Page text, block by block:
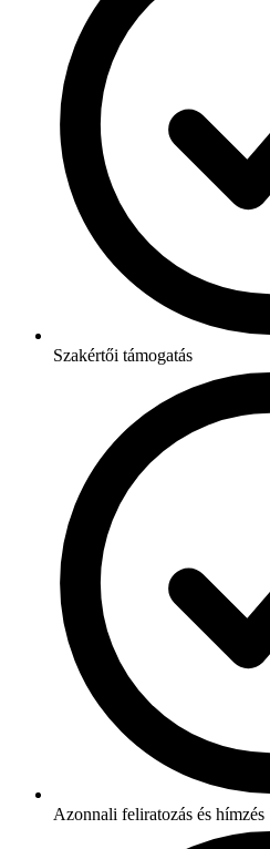
Szakértői támogatás
Azonnali feliratozás és hímzés